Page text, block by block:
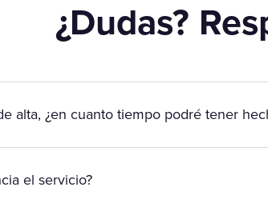
¿Dudas?
alta, ¿en cuanto tiempo podré tener
el servicio?